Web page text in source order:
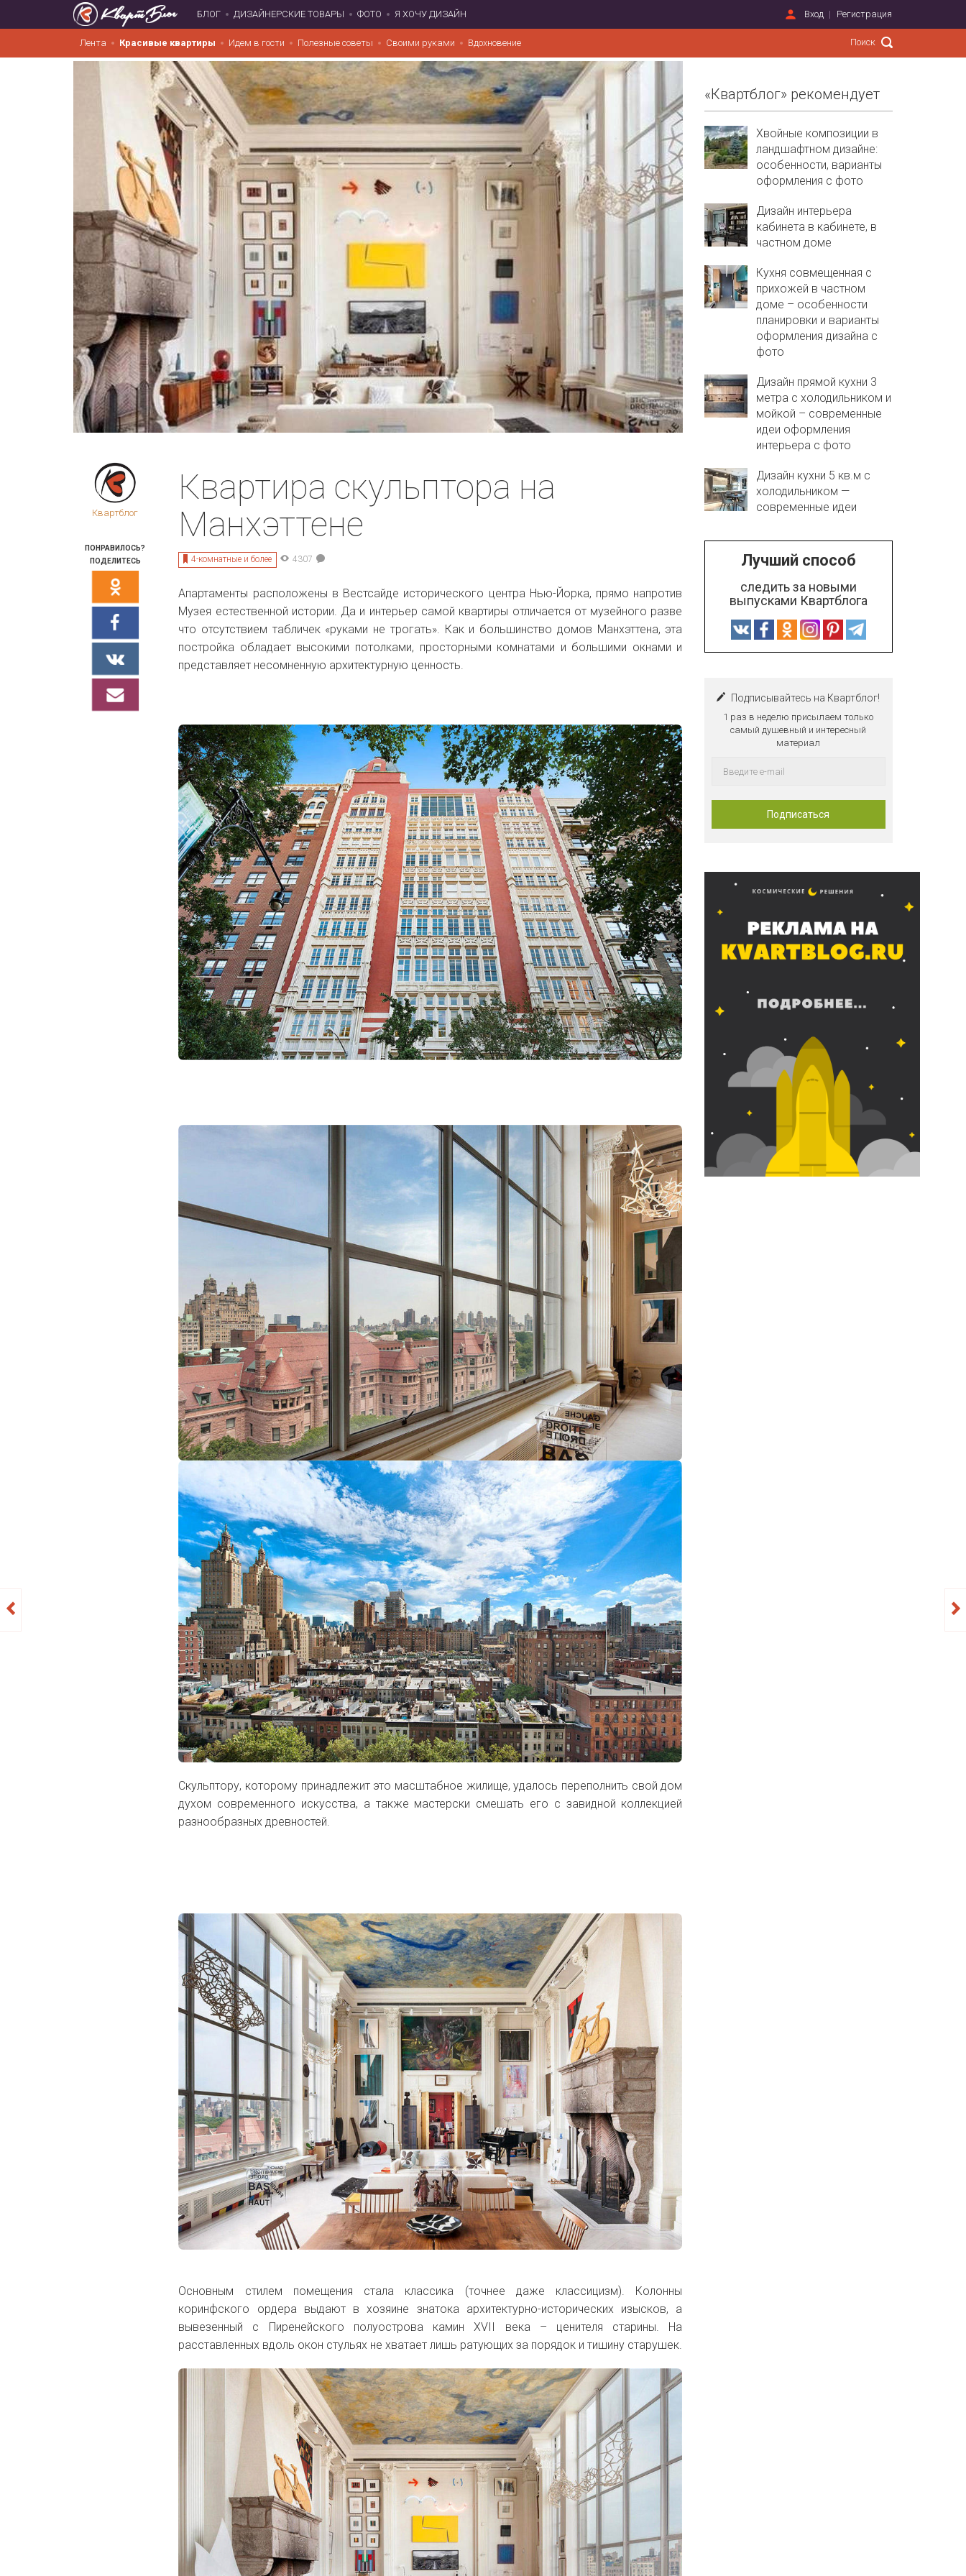
БЛОГ ДИЗАЙНЕРСКИЕ ТОВАРЫ ФОТО Я ХОЧУ ДИЗАЙН Вход Регистрация
Лента Красивые квартиры Идем в гости Полезные советы Своими руками Вдохновение
Квартблог
ПОНРАВИЛОСЬ?
ПОДЕЛИТЕСЬ
Квартира скульптора на
Манхэттене
4-комнатные и более 4307
Апартаменты расположены в Вестсайде исторического центра Нью-Йорка, прямо напротив
Музея естественной истории. Да и интерьер самой квартиры отличается от музейного разве
что отсутствием табличек «руками не трогать». Как и большинство домов Манхэттена, эта
постройка обладает высокими потолками, просторными комнатами и большими окнами и
представляет несомненную архитектурную ценность.
Скульптору, которому принадлежит это масштабное жилище, удалось переполнить свой дом
духом современного искусства, а также мастерски смешать его с завидной коллекцией
разнообразных древностей.
Основным стилем помещения стала классика (точнее даже классицизм). Колонны
коринфского ордера выдают в хозяине знатока архитектурно-исторических изысков, а
вывезенный с Пиренейского полуострова камин ХVII
века – ценителя старины. На
расставленных вдоль окон стульях не хватает лишь ратующих за порядок и тишину старушек.
«Квартблог» рекомендует
Хвойные композиции в
ландшафтном дизайне:
особенности, варианты
оформления с фото
Дизайн интерьера
кабинета в кабинете, в
частном доме
Кухня совмещенная с
прихожей в частном
доме – особенности
планировки и варианты
оформления дизайна с
фото
Дизайн прямой кухни 3
метра с холодильником и
мойкой – современные
идеи оформления
интерьера с фото
Дизайн кухни 5 кв.м с
холодильником —
современные идеи
Лучший способ
следить за новыми
выпусками Квартблога
Подписывайтесь на Квартблог!
1 раз в неделю присылаем только
самый душевный и интересный
материал